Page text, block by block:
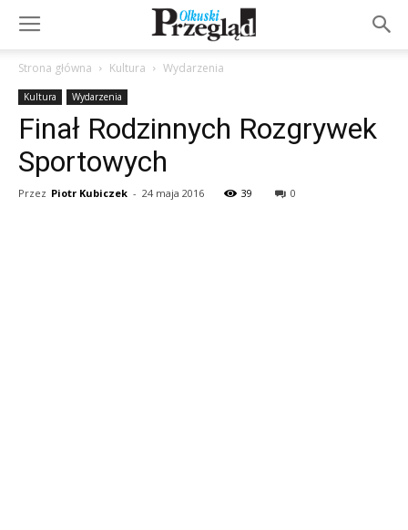
Strona główna Kultura Wydarzenia
Kultura Wydarzenia
Finał Rodzinnych Rozgrywek
Sportowych
Przez Piotr Kubiczek - 24 maja 2016 39 0